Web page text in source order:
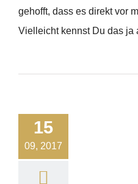
gehofft, dass es direkt vor
Vielleicht kennst Du das ja
15
09, 2017